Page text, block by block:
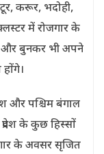
करूर, भदोही,
में रोजगार के
और बुनकर भी अपने
होंगे।
और पश्चिम बंगाल
के कुछ हिस्सों
के अवसर सृजित